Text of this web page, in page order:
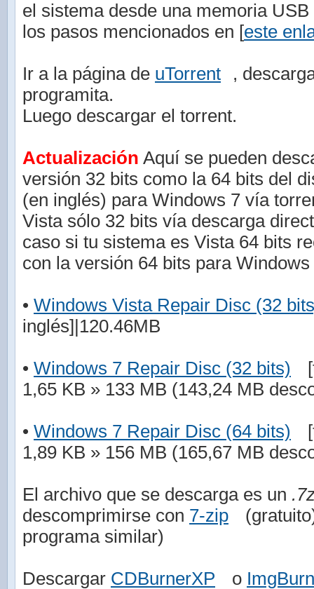
el sistema desde una memoria
los pasos mencionados en [este
Ir a la página de uTorrent
,
programita.
Luego descargar el torrent.
Actualización Aquí se pueden
versión 32 bits como la 64 bits del
(en inglés) para Windows 7 vía
Vista sólo 32 bits vía descarga
caso si tu sistema es Vista 64 bits
con la versión 64 bits para Windows
• Windows Vista Repair Disc (32
inglés]|120.46MB
• Windows 7 Repair Disc (32 bits)
1,65 KB » 133 MB (143,24 MB
• Windows 7 Repair Disc (64 bits)
1,89 KB » 156 MB (165,67 MB
El archivo que se descarga es un
descomprimirse con 7-zip
programa similar)
Descargar CDBurnerXP o ImgBurn